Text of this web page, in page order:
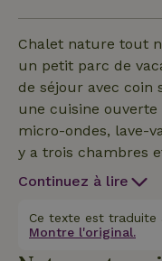
Chalet nature tout
un petit parc de
de séjour avec coin
une cuisine
micro-ondes, lave-
y a trois chambres
hydromassage,
Continuez à lire
Ce texte est traduite
Montre l'original.